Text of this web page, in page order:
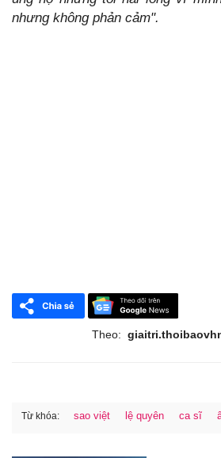
nhưng không phản cảm".
Theo:
Từ khóa: sao việt lệ quyên ca sĩ